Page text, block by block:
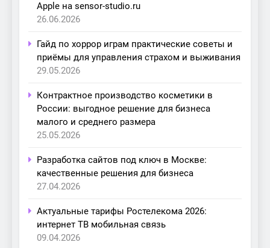
Apple на sensor-studio.ru
26.06.2026
Гайд по хоррор играм практические советы и
приёмы для управления страхом и выживания
29.05.2026
Контрактное производство косметики в
России: выгодное решение для бизнеса
малого и среднего размера
25.05.2026
Разработка сайтов под ключ в Москве:
качественные решения для бизнеса
27.04.2026
Актуальные тарифы Ростелекома 2026:
интернет ТВ мобильная связь
09.04.2026